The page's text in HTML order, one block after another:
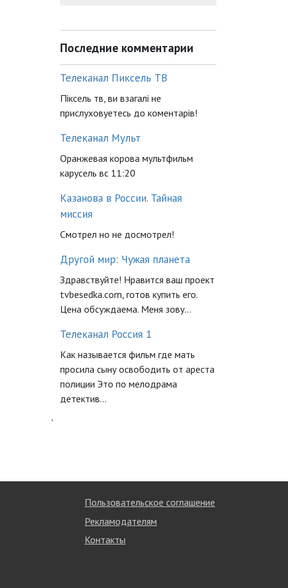
Последние комментарии
Телеканал Пиксель ТВ
Піксель тв, ви взагалі не
прислуховуетесь до коментарів!
Телеканал Мульт
Оранжевая корова мультфильм
карусель вс 11:20
Казанова в России. Тайная
миссия
Смотрел но не досмотрел!
Другой мир: Чужая планета
Здравствуйте! Нравится ваш проект
tvbesedka.com, готов купить его.
Цена обсуждаема. Меня зову...
Телеканал Россия 1
Как называется фильм где мать
просила сыну освободить от ареста
полиции Это по мелодрама
детектив...
`
Пользовательское соглашение
Рекламодателям
Контакты